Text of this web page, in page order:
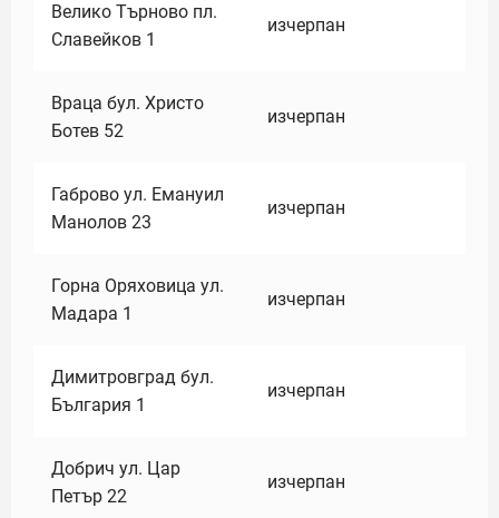
Велико Търново пл.
Славейков 1
изчерпан
Враца бул. Христо
Ботев 52
изчерпан
Габрово ул. Емануил
Манолов 23
изчерпан
Горна Оряховица ул.
Мадара 1
изчерпан
Димитровград бул.
България 1
изчерпан
Добрич ул. Цар
Петър 22
изчерпан